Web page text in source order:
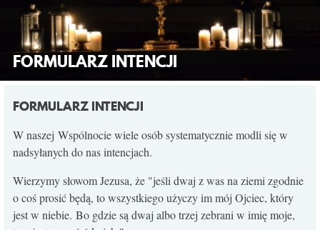
SPOTKANIA OTWARTE
DLA KOGO?
WSPÓLNOTA
KONTAKT
FORMULARZ INTENCJI
FORMULARZ INTENCJI
W naszej Wspólnocie wiele osób systematycznie modli się w
nadsyłanych do nas intencjach.
Wierzymy słowom Jezusa, że "jeśli dwaj z was na ziemi zgodnie
o coś prosić będą, to wszystkiego użyczy im mój Ojciec, który
jest w niebie. Bo gdzie są dwaj albo trzej zebrani w imię moje,